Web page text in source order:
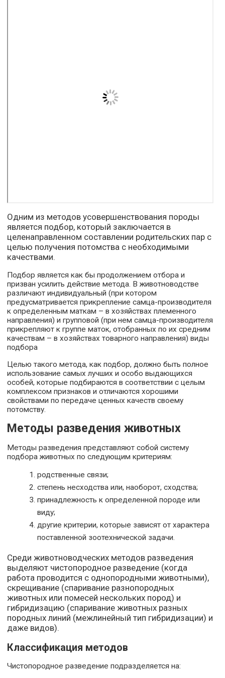
Одним из методов усовершенствования породы
является подбор, который заключается в
целенаправленном составлении родительских пар с
целью получения потомства с необходимыми
качествами.
Подбор является как бы продолжением отбора и
призван усилить действие метода. В животноводстве
различают индивидуальный (при котором
предусматривается прикрепление самца-производителя
к определенным маткам – в хозяйствах племенного
направления) и групповой (при нем самца-производителя
прикрепляют к группе маток, отобранных по их средним
качествам – в хозяйствах товарного направления) виды
подбора
Целью такого метода, как подбор, должно быть полное
использование самых лучших и особо выдающихся
особей, которые подбираются в соответствии с целым
комплексом признаков и отличаются хорошими
свойствами по передаче ценных качеств своему
потомству.
Методы разведения животных
Методы разведения представляют собой систему
подбора животных по следующим критериям:
родственные связи;
степень несходства или, наоборот, сходства;
принадлежность к определенной породе или
виду;
другие критерии, которые зависят от характера
поставленной зоотехнической задачи.
Среди животноводческих методов разведения
выделяют чистопородное разведение (когда
работа проводится с однопородными животными),
скрещивание (спаривание разнопородных
животных или помесей нескольких пород) и
гибридизацию (спаривание животных разных
породных линий (межлинейный тип гибридизации) и
даже видов).
Классификация методов
Чистопородное разведение подразделяется на: